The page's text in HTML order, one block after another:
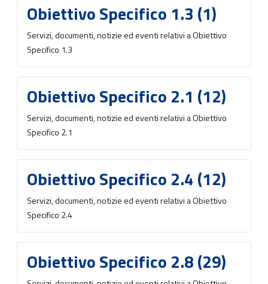
Obiettivo Specifico 1.3 (1)
Servizi, documenti, notizie ed eventi relativi a Obiettivo
Specifico 1.3
Obiettivo Specifico 2.1 (12)
Servizi, documenti, notizie ed eventi relativi a Obiettivo
Specifico 2.1
Obiettivo Specifico 2.4 (12)
Servizi, documenti, notizie ed eventi relativi a Obiettivo
Specifico 2.4
Obiettivo Specifico 2.8 (29)